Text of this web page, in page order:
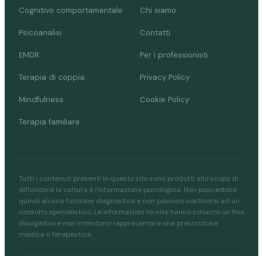
Cognitivo comportamentale
Psicoanalisi
EMDR
Terapia di coppia
Mindfulness
Terapia familiare
Chi siamo
Contatti
Per i professionisti
Privacy Policy
Cookie Policy
Tutti i contenuti presenti in questo sito sono prodotti allo scopo di
diffondere la cultura e l'informazione psicologica. Non possiedono
quindi alcuna funzione diagnostica e non possono sostituirsi ad un
consulto specialistico. Le informazioni fornite hanno soltanto un fine
divulgativo e non intendono rappresentare una prescrizione
medica o terapeutica.